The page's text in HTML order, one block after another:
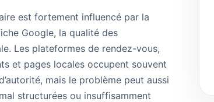
est fortement influencé par la
Google, la qualité des
Les plateformes de rendez-vous,
et pages locales occupent souvent
mais le problème peut aussi
structurées ou insuffisamment